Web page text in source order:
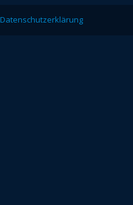
Datenschutzerklärung